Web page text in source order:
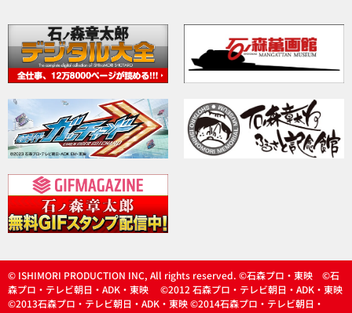
© ISHIMORI PRODUCTION INC, All rights reserved. ©石森プロ・東映 ©石
森プロ・テレビ朝日・ADK・東映 ©2012 石森プロ・テレビ朝日・ADK・東映
©2013石森プロ・テレビ朝日・ADK・東映 ©2014石森プロ・テレビ朝日・